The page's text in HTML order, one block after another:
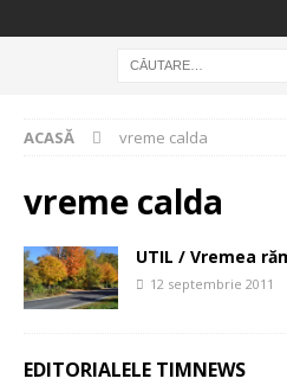
ACASĂ vreme calda
vreme calda
UTIL / Vremea
12 septembrie 2011
EDITORIALELE TIMNEWS